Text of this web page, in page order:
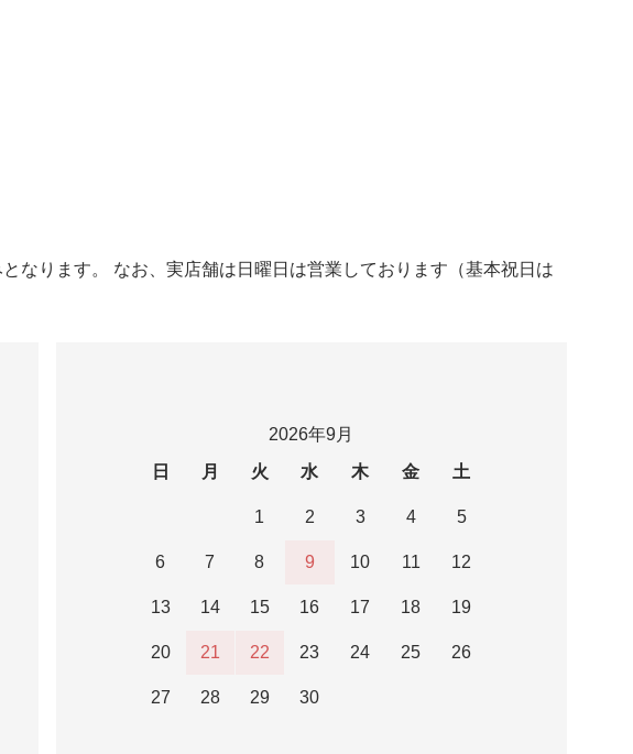
なります。 なお、実店舗は日曜日は営業しております（基本祝日は
2026年9月
日
月 火 水 木 金 土
1 2 3 4 5
6 7 8 9 10 11 12
13 14 15 16 17 18 19
20 21 22 23 24 25 26
27 28 29 30